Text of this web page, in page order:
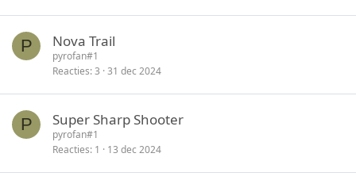
P Nova Trail
pyrofan#1
Reacties 3 31 dec 2024
P Super Sharp Shooter
pyrofan#1
Reacties 1 13 dec 2024